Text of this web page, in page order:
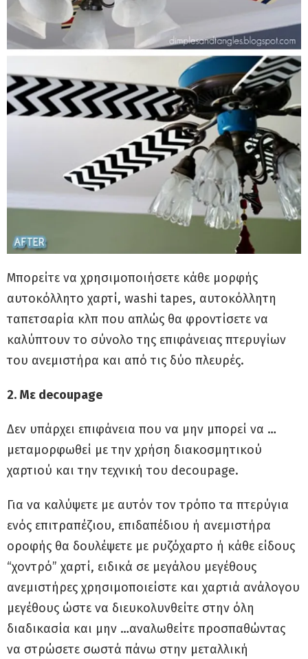
Μπορείτε να χρησιμοποιήσετε κάθε μορφής
αυτοκόλλητο χαρτί, washi tapes, αυτοκόλλητη
ταπετσαρία κλπ που απλώς θα φροντίσετε να
καλύπτουν το σύνολο της επιφάνειας πτερυγίων
του ανεμιστήρα και από τις δύο πλευρές.
2. Με decoupage
Δεν υπάρχει επιφάνεια που να μην μπορεί να …
μεταμορφωθεί με την χρήση διακοσμητικού
χαρτιού και την τεχνική του decoupage.
Για να καλύψετε με αυτόν τον τρόπο τα πτερύγια
ενός επιτραπέζιου, επιδαπέδιου ή ανεμιστήρα
οροφής θα δουλέψετε με ρυζόχαρτο ή κάθε είδους
“χοντρό” χαρτί, ειδικά σε μεγάλου μεγέθους
ανεμιστήρες χρησιμοποιείστε και χαρτιά ανάλογου
μεγέθους ώστε να διευκολυνθείτε στην όλη
διαδικασία και μην …αναλωθείτε προσπαθώντας
να στρώσετε σωστά πάνω στην μεταλλική